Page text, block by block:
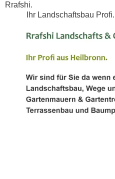
Rrafshi.
Ihr Landschaftsbau Profi.